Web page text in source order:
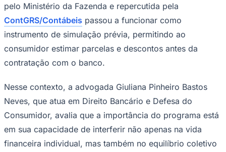
pelo Ministério da Fazenda e repercutida pela
ContGRS/Contábeis passou a funcionar como
instrumento de simulação prévia, permitindo ao
consumidor estimar parcelas e descontos antes da
contratação com o banco.
Nesse contexto, a advogada Giuliana Pinheiro Bastos
Neves, que atua em Direito Bancário e Defesa do
Consumidor, avalia que a importância do programa está
em sua capacidade de interferir não apenas na vida
financeira individual, mas também no equilíbrio coletivo